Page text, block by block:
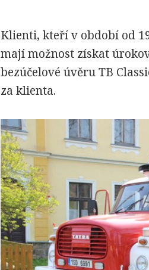
Klienti, kteří v období od
mají možnost získat
bezúčelové úvěru TB
za klienta.